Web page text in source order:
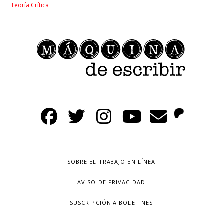
Teoría Crítica
SOBRE EL TRABAJO EN LÍNEA
AVISO DE PRIVACIDAD
SUSCRIPCIÓN A BOLETINES